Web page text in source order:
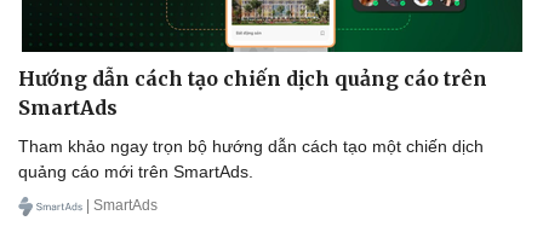
Doanh nghiệp 24h
Doanh nhân
Vì cộng đồng
Tin Công nghệ
Trải nghiệm
Chuyển đổi số
Hướng dẫn cách tạo chiến dịch quảng cáo trên
SmartAds
Tham khảo ngay trọn bộ hướng dẫn cách tạo một chiến dịch
quảng cáo mới trên SmartAds.
| SmartAds